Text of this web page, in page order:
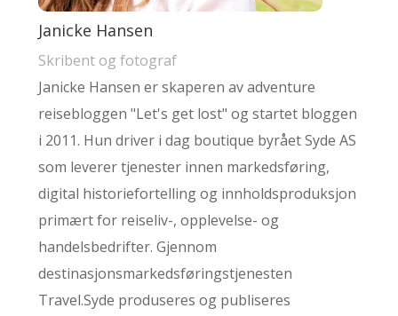
Janicke Hansen
Skribent og fotograf
Janicke Hansen er skaperen av adventure
reisebloggen "Let's get lost" og startet bloggen
i 2011. Hun driver i dag boutique byrået Syde AS
som leverer tjenester innen markedsføring,
digital historiefortelling og innholdsproduksjon
primært for reiseliv-, opplevelse- og
handelsbedrifter. Gjennom
destinasjonsmarkedsføringstjenesten
Travel.Syde produseres og publiseres